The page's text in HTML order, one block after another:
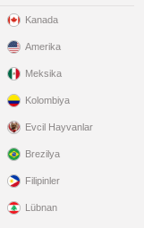
Kanada
Amerika
Meksika
Kolombiya
Evcil Hayvanlar
Brezilya
Filipinler
Lübnan